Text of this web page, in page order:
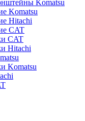
Komatsu
Komatsu
Hitachi
CAT
CAT
Hitachi
Komatsu